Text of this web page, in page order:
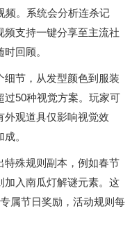
频。系统会分析连杀记
支持一键分享至主流社
回顾。
节，从发型颜色到服装
过50种视觉方案。玩家可
外观道具仅影响视觉效
。
特殊规则副本，例如春节
加入南瓜灯解谜元素。这
属节日奖励，活动规则每